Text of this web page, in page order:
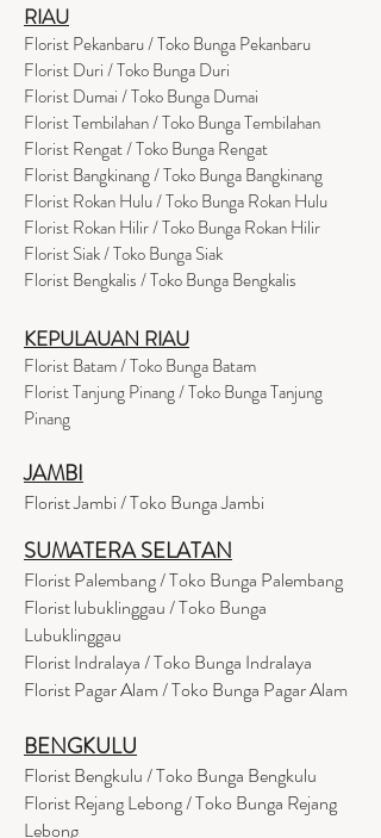
RIAU
Florist Pekanbaru / Toko Bunga Pekanbaru
Florist Duri / Toko Bunga Duri
Florist Dumai / Toko Bunga Dumai
Florist Tembilahan / Toko Bunga Tembilahan
Florist Rengat / Toko Bunga Rengat
Florist Bangkinang / Toko Bunga Bangkinang
Florist Rokan Hulu / Toko Bunga Rokan Hulu
Florist Rokan Hilir / Toko Bunga Rokan Hilir
Florist Siak / Toko Bunga Siak
Florist Bengkalis / Toko Bunga Bengkalis
KEPULAUAN RIAU
Florist Batam / Toko Bunga Batam
Florist Tanjung Pinang / Toko Bunga Tanjung
Pinang
JAMBI
Florist Jambi / Toko Bunga Jambi
SUMATERA SELATAN
Florist Palembang / Toko Bunga Palembang
Florist lubuklinggau / Toko Bunga
Lubuklinggau
Florist Indralaya / Toko Bunga Indralaya
Florist Pagar Alam / Toko Bunga Pagar Alam
BENGKULU
Florist Bengkulu / Toko Bunga Bengkulu
Florist Rejang Lebong / Toko Bunga Rejang
Lebong